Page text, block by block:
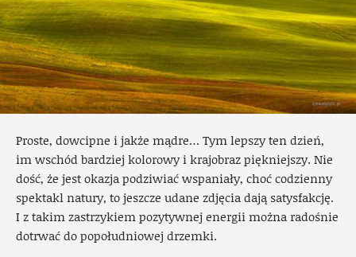
Proste, dowcipne i jakże mądre… Tym lepszy ten dzień,
im wschód bardziej kolorowy i krajobraz piękniejszy. Nie
dość, że jest okazja podziwiać wspaniały, choć codzienny
spektakl natury, to jeszcze udane zdjęcia dają satysfakcję.
I z takim zastrzykiem pozytywnej energii można radośnie
dotrwać do popołudniowej drzemki.